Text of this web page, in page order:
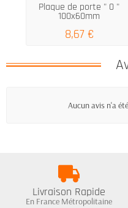
Plaque de porte " 0 "
100x60mm
8,67 €
Aucun avis n'a
Livraison Rapide
En France Métropolitaine